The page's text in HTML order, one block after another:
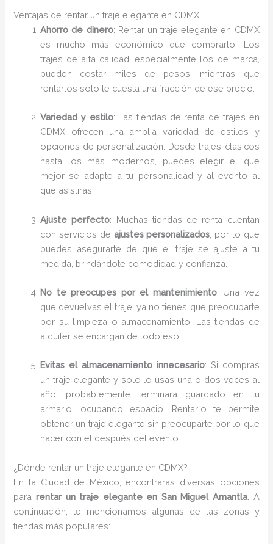
Ventajas de rentar un traje elegante en CDMX
Ahorro de dinero: Rentar un traje elegante en CDMX
es mucho más económico que comprarlo. Los
trajes de alta calidad, especialmente los de marca,
pueden costar miles de pesos, mientras que
rentarlos solo te cuesta una fracción de ese precio.
Variedad y estilo: Las tiendas de renta de trajes en
CDMX ofrecen una amplia variedad de estilos y
opciones de personalización. Desde trajes clásicos
hasta los más modernos, puedes elegir el que
mejor se adapte a tu personalidad y al evento al
que asistirás.
Ajuste perfecto: Muchas tiendas de renta cuentan
con servicios de ajustes personalizados , por lo que
puedes asegurarte de que el traje se ajuste a tu
medida, brindándote comodidad y confianza.
No te preocupes por el mantenimiento: Una vez
que devuelvas el traje, ya no tienes que preocuparte
por su limpieza o almacenamiento. Las tiendas de
alquiler se encargan de todo eso.
Evitas el almacenamiento innecesario: Si compras
un traje elegante y solo lo usas una o dos veces al
año, probablemente terminará guardado en tu
armario, ocupando espacio. Rentarlo te permite
obtener un traje elegante sin preocuparte por lo que
hacer con él después del evento.
¿Dónde rentar un traje elegante en CDMX?
En la Ciudad de México, encontrarás diversas opciones
pararentar un traje elegante en San Miguel Amantla. A
continuación, te mencionamos algunas de las zonas y
tiendas más populares: